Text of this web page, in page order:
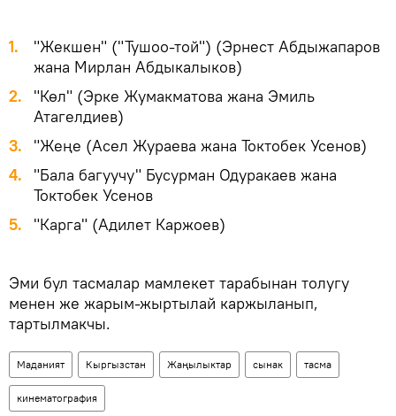
"Жекшен" ("Тушоо-той") (Эрнест Абдыжапаров
жана Мирлан Абдыкалыков)
"Көл" (Эрке Жумакматова жана Эмиль
Атагелдиев)
"Жеңе (Асел Жураева жана Токтобек Усенов)
"Бала багуучу" Бусурман Одуракаев жана
Токтобек Усенов
"Карга" (Адилет Каржоев)
Эми бул тасмалар мамлекет тарабынан толугу
менен же жарым-жыртылай каржыланып,
тартылмакчы.
Маданият Кыргызстан Жаңылыктар сынак тасма
кинематография